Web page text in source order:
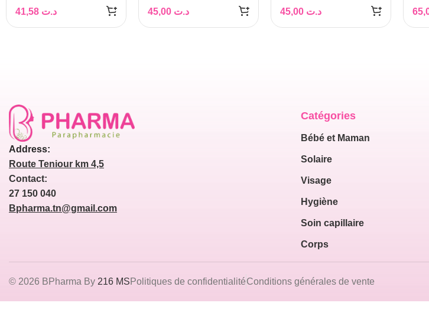
très clair, 1 kit
د.ت د.ت د.ت
Address:
Route Teniour km 4,5
Contact:
27 150 040
Bpharma.tn@gmail.com
Catégories
Bébé et Maman
Solaire
Visage
Hygiène
Soin capillaire
Corps
© 2026 BPharma By 216 MSPolitiques de confidentialitéConditions générales de vente